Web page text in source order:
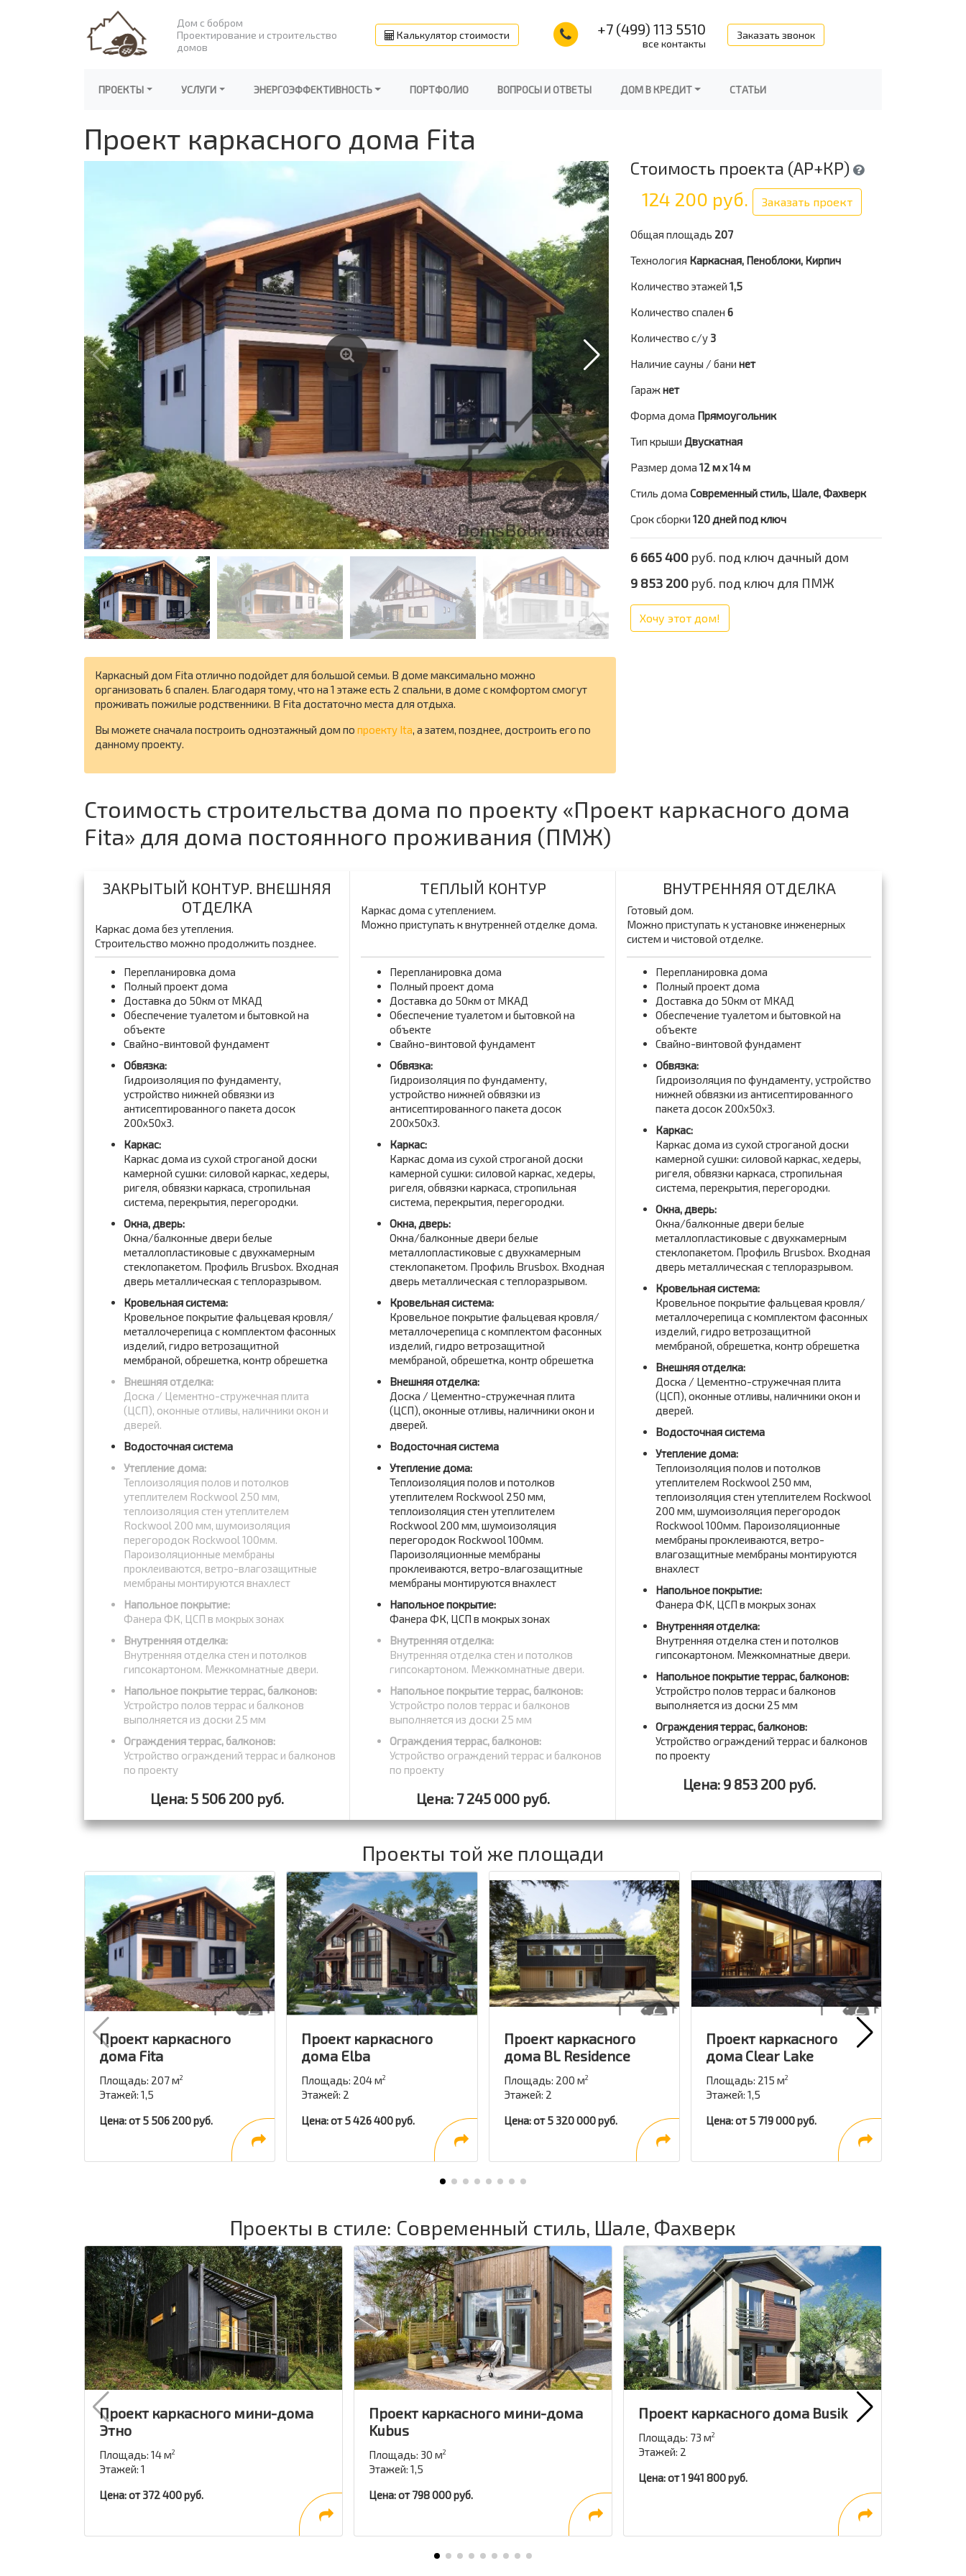
Дом с бобром
Проектирование и строительство
домов
Калькулятор стоимости +7 (499) 113 5510
все контакты
Заказать звонок
ПРОЕКТЫ УСЛУГИ ЭНЕРГОЭФФЕКТИВНОСТЬ ПОРТФОЛИО ВОПРОСЫ И ОТВЕТЫ ДОМ В КРЕДИТ СТАТЬИ
Проект каркасного дома Fita
Стоимость проекта (АР+КР)
124 200 руб. Заказать проект
Общая площадь 207
Технология Каркасная, Пеноблоки, Кирпич
Количество этажей 1,5
Количество спален 6
Количество с/у 3
Наличие сауны / бани нет
Гаражнет
Форма дома Прямоугольник
Тип крыши Двускатная
Размер дома 12 м х 14 м
Стиль дома Современный стиль, Шале, Фахверк
Срок сборки 120 дней под ключ
6 665 400 руб. под ключ дачный дом
9 853 200 руб. под ключ для ПМЖ
Хочу этот дом!
Каркасный дом Fita отлично подойдет для большой семьи. В доме максимально можно
организовать 6 спален. Благодаря тому, что на 1 этаже есть 2 спальни, в доме с комфортом смогут
проживать пожилые родственники. В Fita достаточно места для отдыха.
Вы можете сначала построить одноэтажный дом по проекту Ita, а затем, позднее, достроить его по
данному проекту.
Стоимость строительства дома по проекту «Проект каркасного дома
Fita» для дома постоянного проживания (ПМЖ)
ЗАКРЫТЫЙ КОНТУР. ВНЕШНЯЯ
ОТДЕЛКА
Каркас дома без утепления.
Строительство можно продолжить позднее.
Перепланировка дома
Полный проект дома
Доставка до 50км от МКАД
Обеспечение туалетом и бытовкой на
объекте
Свайно-винтовой фундамент
Обвязка:
Гидроизоляция по фундаменту,
устройство нижней обвязки из
антисептированного пакета досок
200x50x3.
Каркас:
Каркас дома из сухой строганой доски
камерной сушки: силовой каркас, хедеры,
ригеля, обвязки каркаса, стропильная
система, перекрытия, перегородки.
Окна, дверь:
Окна/балконные двери белые
металлопластиковые с двухкамерным
стеклопакетом. Профиль Brusbox. Входная
дверь металлическая с теплоразрывом.
Кровельная система:
Кровельное покрытие фальцевая кровля/
металлочерепица с комплектом фасонных
изделий, гидро ветрозащитной
мембраной, обрешетка, контр обрешетка
Внешняя отделка:
Доска / Цементно-стружечная плита
(ЦСП), оконные отливы, наличники окон и
дверей.
Водосточная система
Утепление дома:
Теплоизоляция полов и потолков
утеплителем Rockwool 250 мм,
теплоизоляция стен утеплителем
Rockwool 200 мм, шумоизоляция
перегородок Rockwool 100мм.
Пароизоляционные мембраны
проклеиваются, ветро-влагозащитные
мембраны монтируются внахлест
Напольное покрытие:
Фанера ФК, ЦСП в мокрых зонах
Внутренняя отделка:
Внутренняя отделка стен и потолков
гипсокартоном. Межкомнатные двери.
Напольное покрытие террас, балконов:
Устройстро полов террас и балконов
выполняется из доски 25 мм
Ограждения террас, балконов:
Устройство ограждений террас и балконов
по проекту
Цена: 5 506 200 руб.
ТЕПЛЫЙ КОНТУР
Каркас дома с утеплением.
Можно приступать к внутренней отделке дома.
Перепланировка дома
Полный проект дома
Доставка до 50км от МКАД
Обеспечение туалетом и бытовкой на
объекте
Свайно-винтовой фундамент
Обвязка:
Гидроизоляция по фундаменту,
устройство нижней обвязки из
антисептированного пакета досок
200x50x3.
Каркас:
Каркас дома из сухой строганой доски
камерной сушки: силовой каркас, хедеры,
ригеля, обвязки каркаса, стропильная
система, перекрытия, перегородки.
Окна, дверь:
Окна/балконные двери белые
металлопластиковые с двухкамерным
стеклопакетом. Профиль Brusbox. Входная
дверь металлическая с теплоразрывом.
Кровельная система:
Кровельное покрытие фальцевая кровля/
металлочерепица с комплектом фасонных
изделий, гидро ветрозащитной
мембраной, обрешетка, контр обрешетка
Внешняя отделка:
Доска / Цементно-стружечная плита
(ЦСП), оконные отливы, наличники окон и
дверей.
Водосточная система
Утепление дома:
Теплоизоляция полов и потолков
утеплителем Rockwool 250 мм,
теплоизоляция стен утеплителем
Rockwool 200 мм, шумоизоляция
перегородок Rockwool 100мм.
Пароизоляционные мембраны
проклеиваются, ветро-влагозащитные
мембраны монтируются внахлест
Напольное покрытие:
Фанера ФК, ЦСП в мокрых зонах
Внутренняя отделка:
Внутренняя отделка стен и потолков
гипсокартоном. Межкомнатные двери.
Напольное покрытие террас, балконов:
Устройстро полов террас и балконов
выполняется из доски 25 мм
Ограждения террас, балконов:
Устройство ограждений террас и балконов
по проекту
Цена: 7 245 000 руб.
ВНУТРЕННЯЯ ОТДЕЛКА
Готовый дом.
Можно приступать к установке инженерных
систем и чистовой отделке.
Перепланировка дома
Полный проект дома
Доставка до 50км от МКАД
Обеспечение туалетом и бытовкой на
объекте
Свайно-винтовой фундамент
Обвязка:
Гидроизоляция по фундаменту, устройство
нижней обвязки из антисептированного
пакета досок 200x50x3.
Каркас:
Каркас дома из сухой строганой доски
камерной сушки: силовой каркас, хедеры,
ригеля, обвязки каркаса, стропильная
система, перекрытия, перегородки.
Окна, дверь:
Окна/балконные двери белые
металлопластиковые с двухкамерным
стеклопакетом. Профиль Brusbox. Входная
дверь металлическая с теплоразрывом.
Кровельная система:
Кровельное покрытие фальцевая кровля/
металлочерепица с комплектом фасонных
изделий, гидро ветрозащитной
мембраной, обрешетка, контр обрешетка
Внешняя отделка:
Доска / Цементно-стружечная плита
(ЦСП), оконные отливы, наличники окон и
дверей.
Водосточная система
Утепление дома:
Теплоизоляция полов и потолков
утеплителем Rockwool 250 мм,
теплоизоляция стен утеплителем Rockwool
200 мм, шумоизоляция перегородок
Rockwool 100мм. Пароизоляционные
мембраны проклеиваются, ветро-
влагозащитные мембраны монтируются
внахлест
Напольное покрытие:
Фанера ФК, ЦСП в мокрых зонах
Внутренняя отделка:
Внутренняя отделка стен и потолков
гипсокартоном. Межкомнатные двери.
Напольное покрытие террас, балконов:
Устройстро полов террас и балконов
выполняется из доски 25 мм
Ограждения террас, балконов:
Устройство ограждений террас и балконов
по проекту
Цена: 9 853 200 руб.
Проекты той же площади
Проект каркасного
дома Fita
Площадь: 207 м2
Этажей: 1,5
Цена: от 5 506 200 руб.
Проект каркасного
дома Elba
Площадь: 204 м2
Этажей: 2
Цена: от 5 426 400 руб.
Проект каркасного
дома BL Residence
Площадь: 200 м2
Этажей: 2
Цена: от 5 320 000 руб.
Проект каркасного
дома Clear Lake
Площадь: 215 м2
Этажей: 1,5
Цена: от 5 719 000 руб.
Проекты в стиле: Современный стиль, Шале, Фахверк
Проект каркасного мини-дома
Этно
Площадь: 14 м2
Этажей: 1
Цена: от 372 400 руб.
Проект каркасного мини-дома
Kubus
Площадь: 30 м2
Этажей: 1,5
Цена: от 798 000 руб.
Проект каркасного дома Busik
Площадь: 73 м2
Этажей: 2
Цена: от 1 941 800 руб.